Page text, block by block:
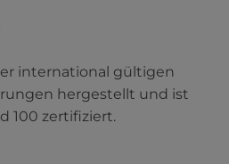
international gültigen
hergestellt und ist
100 zertifiziert.